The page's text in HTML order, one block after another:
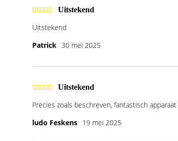
Uitstekend
Uitstekend
Patrick 30 mei 2025
Uitstekend
Precies zoals beschreven, fantastisch apparaat
ludo Feskens 19 mei 2025